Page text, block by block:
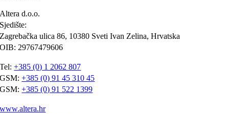
Altera d.o.o.
Sjedište:
Zagrebačka ulica 86, 10380 Sveti Ivan Zelina, Hrvatska
OIB: 29767479606
Tel:+385 (0) 1 2062 807
GSM:+385 (0) 91 45 310 45
GSM:+385 (0) 91 522 1399
www.altera.hr